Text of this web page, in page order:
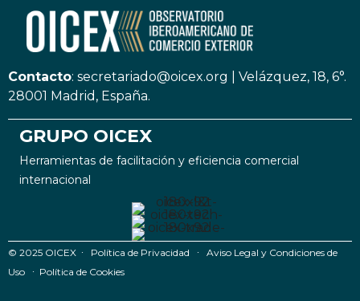
Contacto: secretariado@oicex.org
Velázquez, 18, 6°.
28001 Madrid, España.
GRUPO OICEX
Herramientas de facilitación y eficiencia comercial
internacional
© 2025 OICEX ∙ Política de Privacidad ∙ Aviso Legal y Condiciones de
Uso ∙ Política de Cookies